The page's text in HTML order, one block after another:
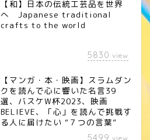
【和】日本の伝統工芸品を世界
へ Japanese traditional
crafts to the world
5830 view
【マンガ・本・映画】スラムダン
クを読んで心に響いた名言39
選、バスケW杯2023、映画
BELIEVE、「心」を読んで挑戦す
る人に届けたい “７つの言葉”
5499 view